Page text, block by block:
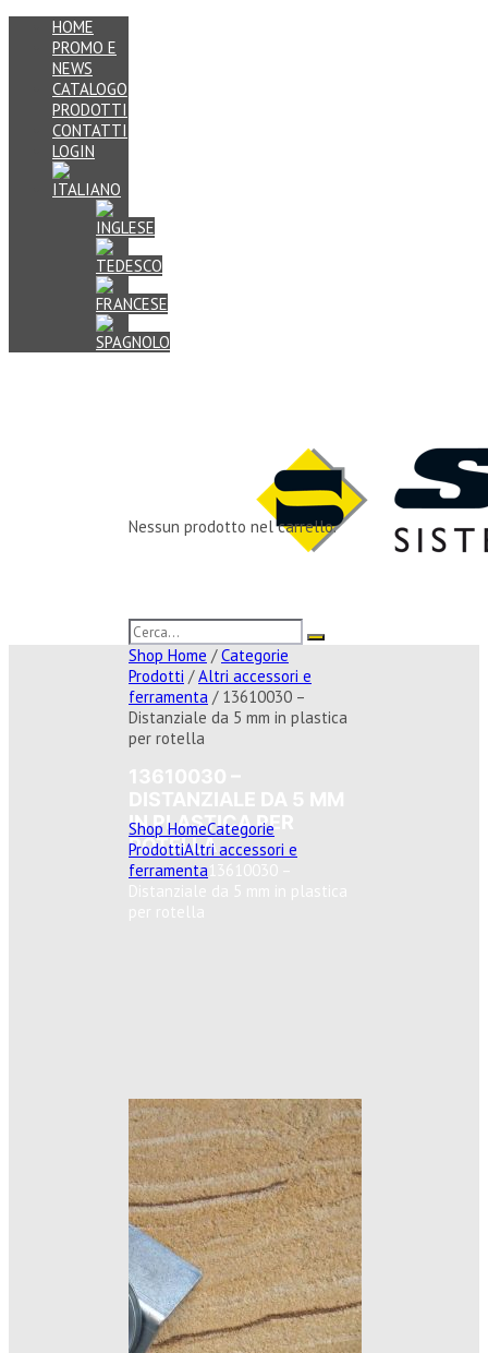
HOME
PROMO E
NEWS
CATALOGO
PRODOTTI
CONTATTI
LOGIN
Nessun prodotto nel carrello.
Shop Home /Categorie
Prodotti /Altri accessori e
ferramenta / 13610030 –
Distanziale da 5 mm in plastica
per rotella
IN PLASTICA PER
ROTELLA
Shop HomeCategorie
ProdottiAltri accessori e
ferramenta